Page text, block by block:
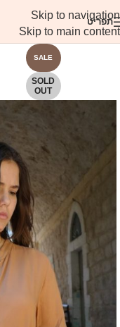
Skip to navigation
Skip to main content
תפריט
SALE
SOLD
OUT